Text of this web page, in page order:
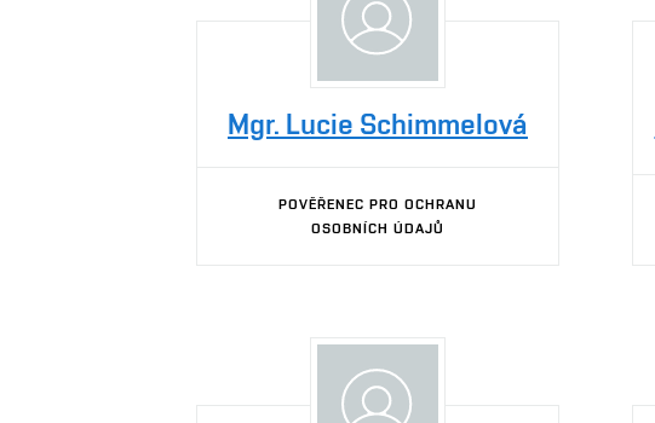
Mgr. Lucie Schimmelová
POVĚŘENEC PRO OCHRANU
OSOBNÍCH ÚDAJŮ